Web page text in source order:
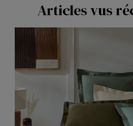
Articles vus